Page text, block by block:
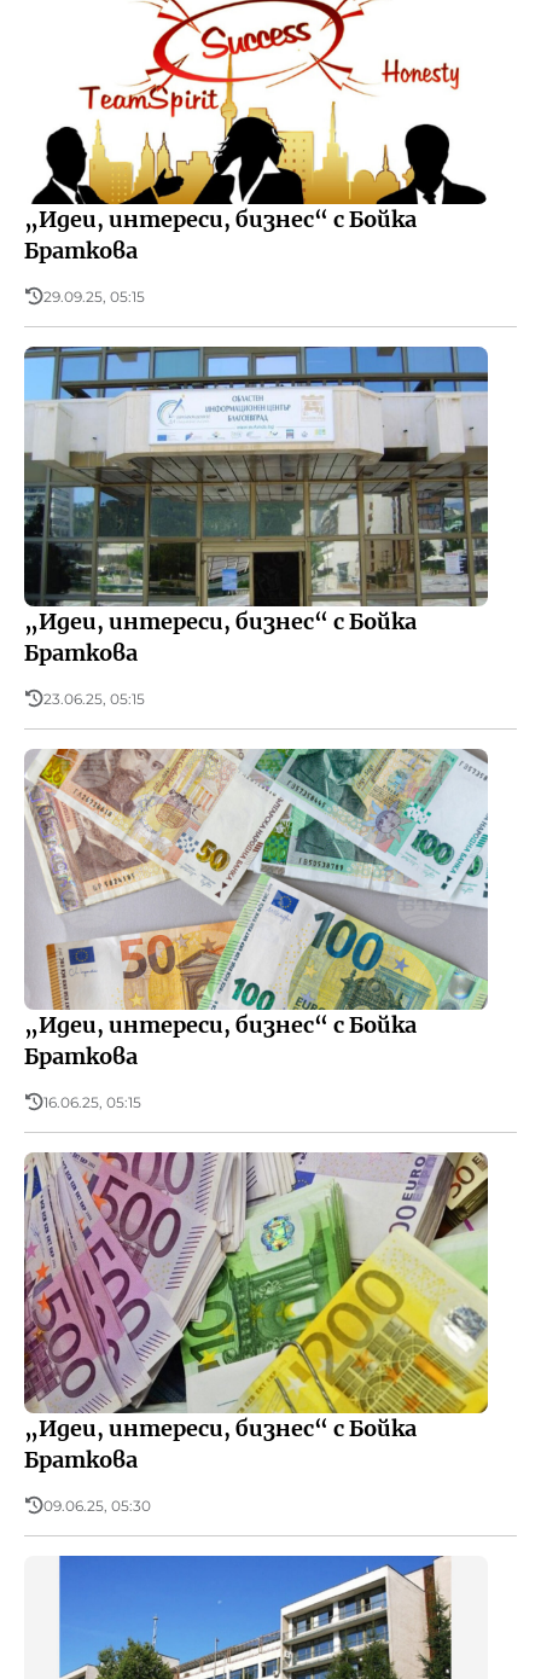
„Идеи, интереси, бизнес“ с Бойка
Браткова
29.09.25, 05:15
„Идеи, интереси, бизнес“ с Бойка
Браткова
23.06.25, 05:15
„Идеи, интереси, бизнес“ с Бойка
Браткова
16.06.25, 05:15
„Идеи, интереси, бизнес“ с Бойка
Браткова
09.06.25, 05:30